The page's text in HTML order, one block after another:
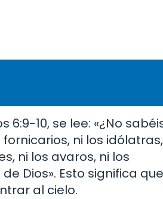
10, se lee: «¿No
ni los idólatras,
ni los avaros, ni los
Dios». Esto significa que
al cielo.